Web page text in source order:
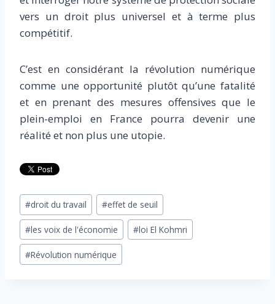
vers un droit plus universel et à terme plus
compétitif.
C’est en considérant la révolution numérique
comme une opportunité plutôt qu’une fatalité
et en prenant des mesures offensives que le
plein-emploi en France pourra devenir une
réalité et non plus une utopie.
Étiquettes
de
la
publication :
#droit du travail #effet de seuil
#les voix de l'économie #loi El Kohmri
#Révolution numérique